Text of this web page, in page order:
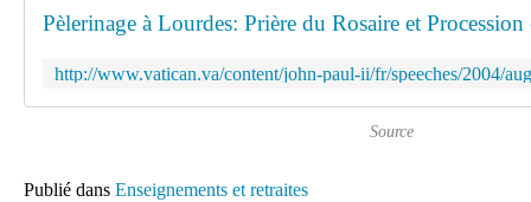
Source
Publié dans Enseignements et retraites